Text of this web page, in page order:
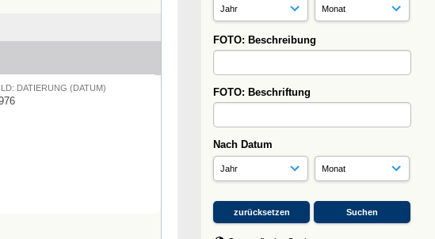
FOTO: Beschreibung
FOTO: Beschriftung
Nach Datum
DATIERUNG (DATUM)